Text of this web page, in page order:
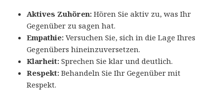
Aktives Zuhören: Hören Sie aktiv zu, was Ihr
Gegenüber zu sagen hat.
Empathie: Versuchen Sie, sich in die Lage Ihres
Gegenübers hineinzuversetzen.
Klarheit: Sprechen Sie klar und deutlich.
Respekt: Behandeln Sie Ihr Gegenüber mit
Respekt.